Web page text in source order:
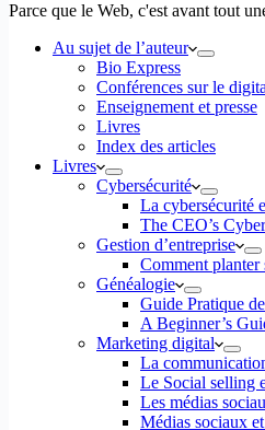
Parce que le Web, c'est avant tout
Au sujet de l’auteur
Bio Express
Conférences sur le
Enseignement et presse
Livres
Index des articles
Livres
Cybersécurité
La cybersécurité
The CEO’s
Gestion d’entreprise
Comment planter
Généalogie
Guide Pratique
A Beginner’s
Marketing digital
La
Le Social selling
Les médias
Médias sociaux